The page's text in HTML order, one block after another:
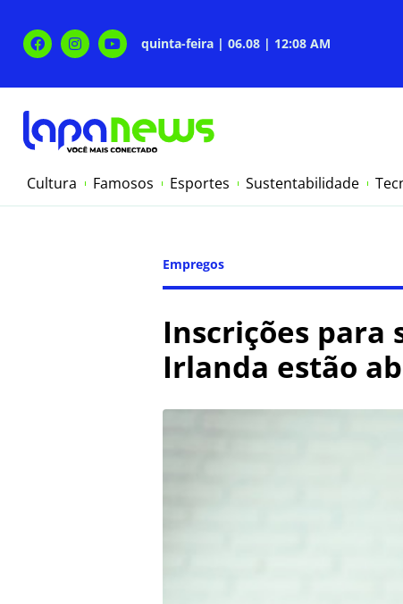
quinta-feira | 06.08 | 12:08 AM
Cultura Famosos Esportes Sustentabilidade
Empregos
Inscrições para
Irlanda estão